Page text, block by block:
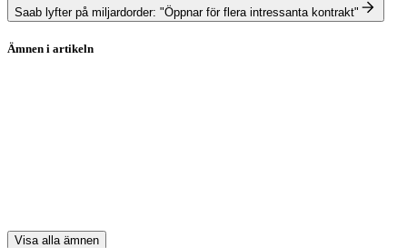
Saab lyfter på miljardorder: "Öppnar för flera intressanta kontrakt"
Ämnen i artikeln
Visa alla ämnen